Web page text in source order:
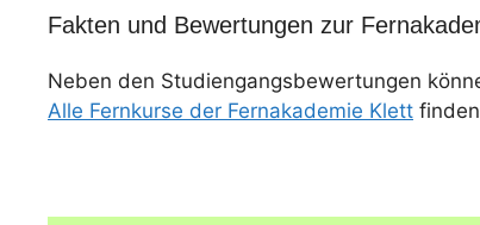
Fakten und Bewertungen zur
Neben den Studiengangsbewertungen
Alle Fernkurse der Fernakademie Klett